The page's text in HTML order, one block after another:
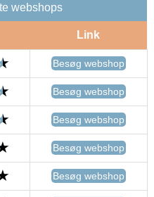
webshops
Link
Besøg webshop
Besøg webshop
Besøg webshop
Besøg webshop
Besøg webshop